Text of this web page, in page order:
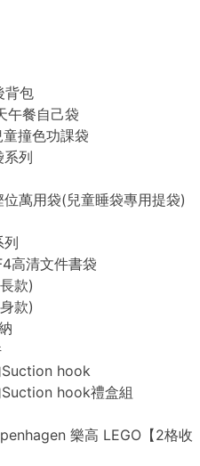
背包
午餐自己袋
撞色功課袋
系列
萬用袋(兒童睡袋專用提袋)
列
高清文件書袋
款)
款)
hook
hook禮盒組
樂高 LEGO【2格收